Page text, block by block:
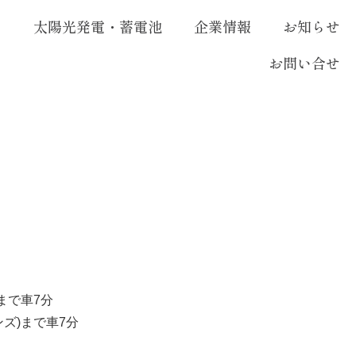
太陽光発電・蓄電池 企業情報
お知らせ
お問い合せ
で車7分
)まで車7分